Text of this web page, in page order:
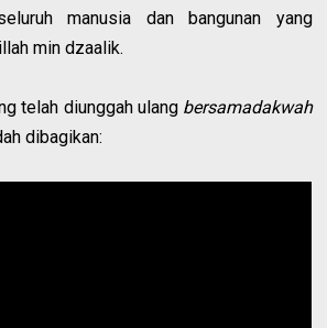
manusia dan bangunan yang
min dzaalik.
telah diunggah ulang bersamadakwah
dibagikan: